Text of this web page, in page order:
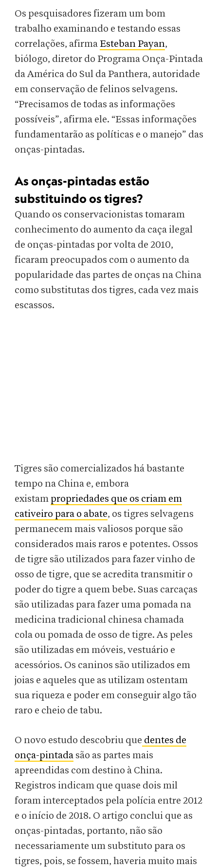
Os pesquisadores fizeram um bom
trabalho examinando e testando essas
correlações, afirma Esteban Payan,
biólogo, diretor do Programa Onça-Pintada
da América do Sul da Panthera, autoridade
em conservação de felinos selvagens.
“Precisamos de todas as informações
possíveis”, afirma ele. “Essas informações
fundamentarão as políticas e o manejo” das
onças-pintadas.
As onças-pintadas estão
substituindo os tigres?
Quando os conservacionistas tomaram
conhecimento do aumento da caça ilegal
de onças-pintadas por volta de 2010,
ficaram preocupados com o aumento da
popularidade das partes de onças na China
como substitutas dos tigres, cada vez mais
escassos.
Tigres são comercializados há bastante
tempo na China e, embora
existam propriedades que os criam em
cativeiro para o abate, os tigres selvagens
permanecem mais valiosos porque são
considerados mais raros e potentes. Ossos
de tigre são utilizados para fazer vinho de
osso de tigre, que se acredita transmitir o
poder do tigre a quem bebe. Suas carcaças
são utilizadas para fazer uma pomada na
medicina tradicional chinesa chamada
cola ou pomada de osso de tigre. As peles
são utilizadas em móveis, vestuário e
acessórios. Os caninos são utilizados em
joias e aqueles que as utilizam ostentam
sua riqueza e poder em conseguir algo tão
raro e cheio de tabu.
O novo estudo descobriu que dentes de
onça-pintada são as partes mais
apreendidas com destino à China.
Registros indicam que quase dois mil
foram interceptados pela polícia entre 2012
e o início de 2018. O artigo conclui que as
onças-pintadas, portanto, não são
necessariamente um substituto para os
tigres, pois, se fossem, haveria muito mais